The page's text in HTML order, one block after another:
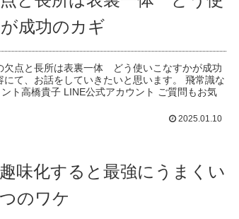
成功のカギ
欠点と長所は表裏一体 どう使いこなすかが成功
にて、お話をしていきたいと思います。 飛常識な
ト高橋貴子 LINE公式アカウント ご質問もお気
2025.01.10
味化すると最強にうまくい
のワケ